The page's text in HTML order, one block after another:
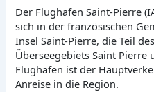
Der Flughafen Saint-Pierre
sich in der französischen
Insel Saint-Pierre, die Teil
Überseegebiets Saint
Flughafen ist der
Anreise in die Region.